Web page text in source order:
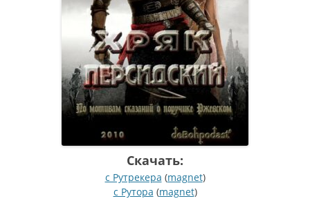
Скачать:
с Рутрекера (magnet)
с Рутора (magnet)